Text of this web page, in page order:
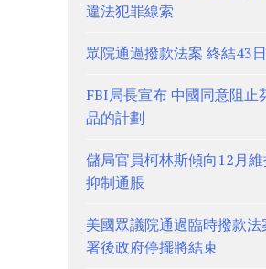
違法犯罪線索
眾院通過撥款法案 終結43
FBI局長宣布 中國同意阻止
品的計劃
儲局官員柯林斯傾向12月
抑制通脹
美國眾議院通過臨時撥款
署後政府停擺將結束